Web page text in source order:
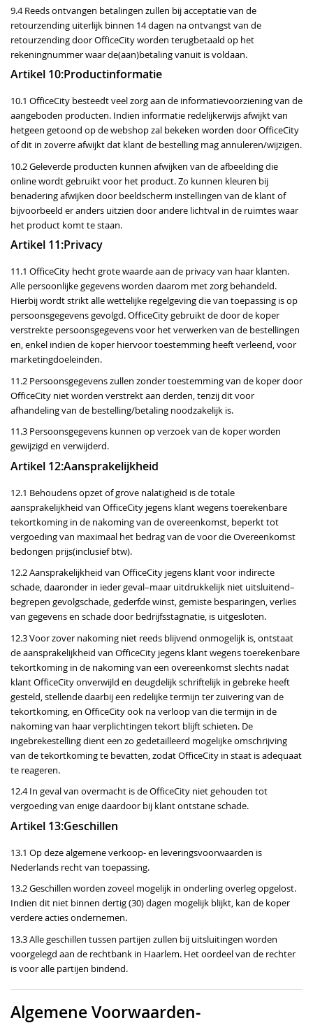
9.4 Reeds ontvangen betalingen zullen bij acceptatie van de
retourzending uiterlijk binnen 14 dagen na ontvangst van de
retourzending door OfficeCity worden terugbetaald op het
rekeningnummer waar de(aan)betaling vanuit is voldaan.
Artikel 10:Productinformatie
10.1 OfficeCity besteedt veel zorg aan de informatievoorziening van de
aangeboden producten. Indien informatie redelijkerwijs afwijkt van
hetgeen getoond op de webshop zal bekeken worden door OfficeCity
of dit in zoverre afwijkt dat klant de bestelling mag annuleren/wijzigen.
10.2 Geleverde producten kunnen afwijken van de afbeelding die
online wordt gebruikt voor het product. Zo kunnen kleuren bij
benadering afwijken door beeldscherm instellingen van de klant of
bijvoorbeeld er anders uitzien door andere lichtval in de ruimtes waar
het product komt te staan.
Artikel 11:Privacy
11.1 OfficeCity hecht grote waarde aan de privacy van haar klanten.
Alle persoonlijke gegevens worden daarom met zorg behandeld.
Hierbij wordt strikt alle wettelijke regelgeving die van toepassing is op
persoonsgegevens gevolgd. OfficeCity gebruikt de door de koper
verstrekte persoonsgegevens voor het verwerken van de bestellingen
en, enkel indien de koper hiervoor toestemming heeft verleend, voor
marketingdoeleinden.
11.2 Persoonsgegevens zullen zonder toestemming van de koper door
OfficeCity niet worden verstrekt aan derden, tenzij dit voor
afhandeling van de bestelling/betaling noodzakelijk is.
11.3 Persoonsgegevens kunnen op verzoek van de koper worden
gewijzigd en verwijderd.
Artikel 12:Aansprakelijkheid
12.1 Behoudens opzet of grove nalatigheid is de totale
aansprakelijkheid van OfficeCity jegens klant wegens toerekenbare
tekortkoming in de nakoming van de overeenkomst, beperkt tot
vergoeding van maximaal het bedrag van de voor die Overeenkomst
bedongen prijs(inclusief btw).
12.2 Aansprakelijkheid van OfficeCity jegens klant voor indirecte
schade, daaronder in ieder geval–maar uitdrukkelijk niet uitsluitend–
begrepen gevolgschade, gederfde winst, gemiste besparingen, verlies
van gegevens en schade door bedrijfsstagnatie, is uitgesloten.
12.3 Voor zover nakoming niet reeds blijvend onmogelijk is, ontstaat
de aansprakelijkheid van OfficeCity jegens klant wegens toerekenbare
tekortkoming in de nakoming van een overeenkomst slechts nadat
klant OfficeCity onverwijld en deugdelijk schriftelijk in gebreke heeft
gesteld, stellende daarbij een redelijke termijn ter zuivering van de
tekortkoming, en OfficeCity ook na verloop van die termijn in de
nakoming van haar verplichtingen tekort blijft schieten. De
ingebrekestelling dient een zo gedetailleerd mogelijke omschrijving
van de tekortkoming te bevatten, zodat OfficeCity in staat is adequaat
te reageren.
12.4 In geval van overmacht is de OfficeCity niet gehouden tot
vergoeding van enige daardoor bij klant ontstane schade.
Artikel 13:Geschillen
13.1 Op deze algemene verkoop- en leveringsvoorwaarden is
Nederlands recht van toepassing.
13.2 Geschillen worden zoveel mogelijk in onderling overleg opgelost.
Indien dit niet binnen dertig (30) dagen mogelijk blijkt, kan de koper
verdere acties ondernemen.
13.3 Alle geschillen tussen partijen zullen bij uitsluitingen worden
voorgelegd aan de rechtbank in Haarlem. Het oordeel van de rechter
is voor alle partijen bindend.
Algemene Voorwaarden-